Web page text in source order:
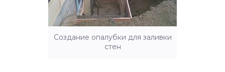
Создание опалубки для заливки
стен